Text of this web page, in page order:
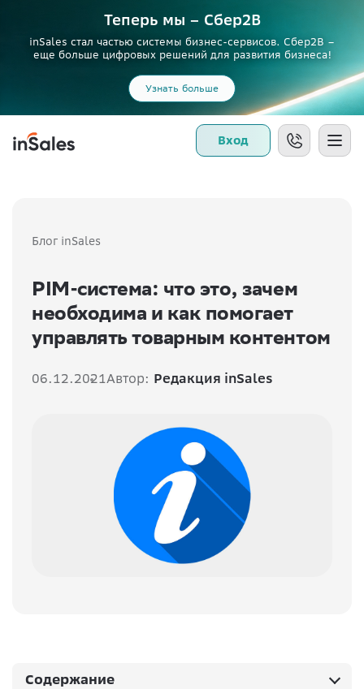
Теперь мы – Сбер2B
inSales стал частью системы бизнес-сервисов. Сбер2В –
еще больше цифровых решений для развития бизнеса!
Узнать больше
Вход
Блог inSales
PIM-система: что это, зачем
необходима и как помогает
управлять товарным контентом
06.12.2021Автор: Редакция inSales
Содержание